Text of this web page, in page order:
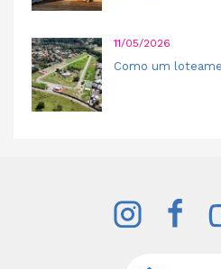
11/05/2026
Como um